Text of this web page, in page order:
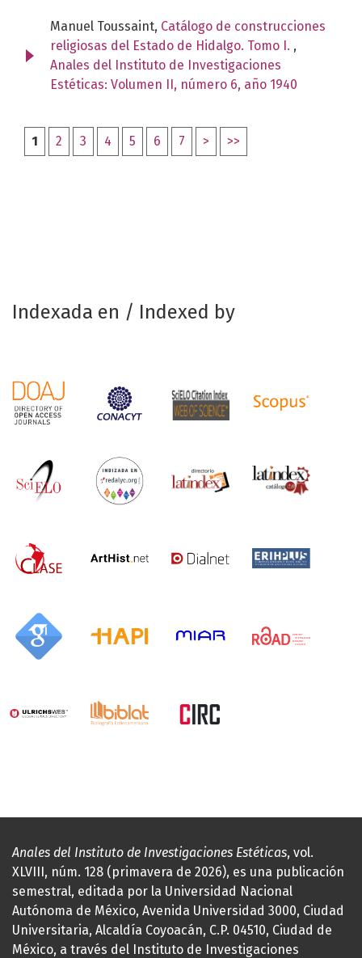
Manuel Toussaint, Catálogo de construcciones
religiosas del Estado de Hidalgo. Tomo I. ,
Anales del Instituto de Investigaciones
Estéticas: Volumen II, número 6, año 1940
1 2 3 4 5 6 7 > >>
Indexada en / Indexed by
Anales del Instituto de Investigaciones Estéticas, vol.
XLVIII, núm. 128 (primavera de 2026), es una publicación
semestral, editada por la Universidad Nacional
Autónoma de México, Avenida Universidad 3000, Ciudad
Universitaria, Alcaldía Coyoacán, C.P. 04510, Ciudad de
México, a través del Instituto de Investigaciones